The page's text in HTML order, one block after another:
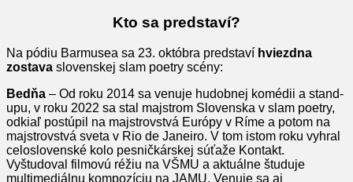
Kto sa predstaví?
Na pódiu Barmusea sa 23. októbra predstaví hviezdna
zostava slovenskej slam poetry scény:
Bedňa – Od roku 2014 sa venuje hudobnej komédii a stand-
upu, v roku 2022 sa stal majstrom Slovenska v slam poetry,
odkiaľ postúpil na majstrovstvá Európy v Ríme a potom na
majstrovstvá sveta v Rio de Janeiro. V tom istom roku vyhral
celoslovenské kolo pesničkárskej súťaže Kontakt.
Vyštudoval filmovú réžiu na VŠMU a aktuálne študuje
multimediálnu kompozíciu na JAMU. Venuje sa aj